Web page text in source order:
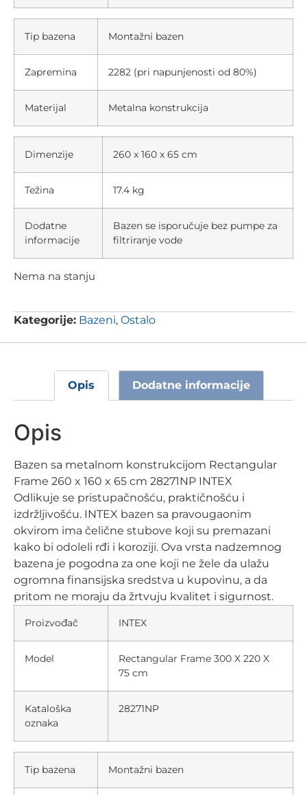
Tip bazena Montažni bazen
Zapremina 2282 (pri napunjenosti od 80%)
Materijal Metalna konstrukcija
Dimenzije 260 x 160 x 65 cm
Težina 17.4 kg
Dodatne
informacije
Bazen se isporučuje bez pumpe za
filtriranje vode
Nema na stanju
Kategorije: Bazeni, Ostalo
Opis Dodatne informacije
Opis
Bazen sa metalnom konstrukcijom Rectangular
Frame 260 x 160 x 65 cm 28271NP INTEX
Odlikuje se pristupačnošću, praktičnošću i
izdržljivošću. INTEX bazen sa pravougaonim
okvirom ima čelične stubove koji su premazani
kako bi odoleli rđi i koroziji. Ova vrsta nadzemnog
bazena je pogodna za one koji ne žele da ulažu
ogromna finansijska sredstva u kupovinu, a da
pritom ne moraju da žrtvuju kvalitet i sigurnost.
Proizvođač INTEX
Model
Rectangular Frame 300 X 220 X
75 cm
Kataloška
oznaka
28271NP
Tip bazena Montažni bazen